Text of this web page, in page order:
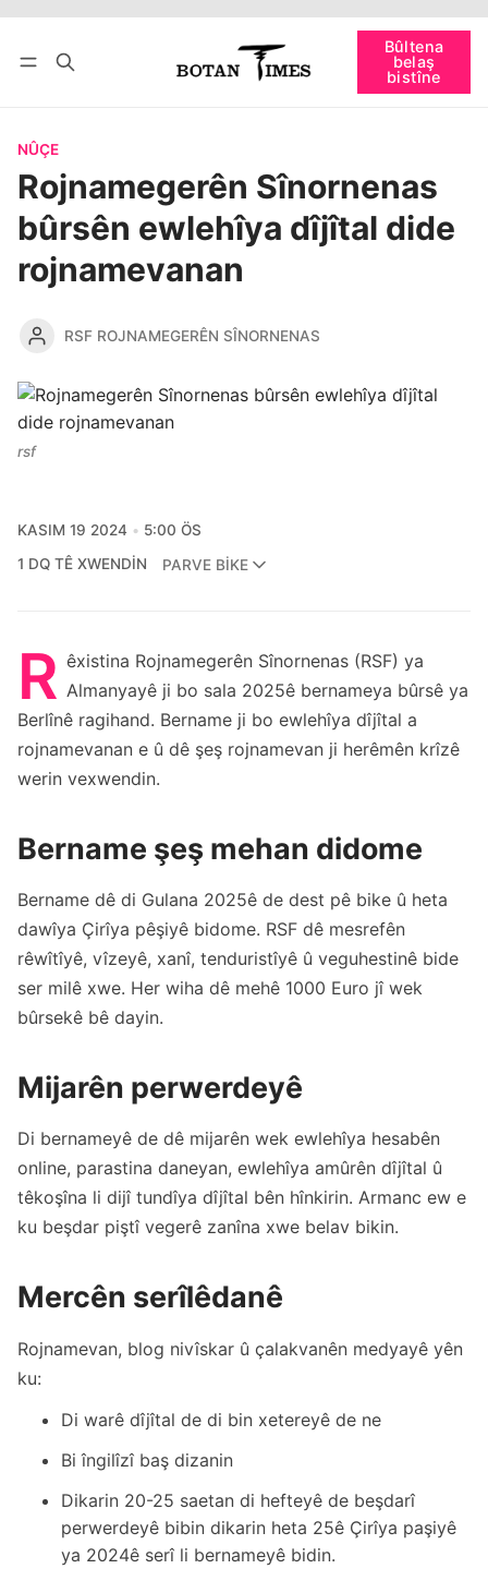
Bûltena
belaş
bistîne
bişopîne
NÛÇE
Rojnamegerên Sînornenas
bûrsên ewlehîya dîjîtal dide
rojnamevanan
RSF ROJNAMEGERÊN SÎNORNENAS
rsf
KASIM 19 2024
5:00 ÖS
1 DQ TÊ XWENDIN
PARVE BIKE
R êxistina Rojnamegerên Sînornenas (RSF) ya
Almanyayê ji bo sala 2025ê bernameya bûrsê ya
Berlînê ragihand. Bername ji bo ewlehîya dîjîtal a
rojnamevanan e û dê şeş rojnamevan ji herêmên krîzê
werin vexwendin.
Bername şeş mehan didome
Bername dê di Gulana 2025ê de dest pê bike û heta
dawîya Çirîya pêşiyê bidome. RSF dê mesrefên
rêwîtîyê, vîzeyê, xanî, tenduristîyê û veguhestinê bide
ser milê xwe. Her wiha dê mehê 1000 Euro jî wek
bûrsekê bê dayin.
Mijarên perwerdeyê
Di bernameyê de dê mijarên wek ewlehîya hesabên
online, parastina daneyan, ewlehîya amûrên dîjîtal û
têkoşîna li dijî tundîya dîjîtal bên hînkirin. Armanc ew e
ku beşdar piştî vegerê zanîna xwe belav bikin.
Mercên serîlêdanê
Rojnamevan, blog nivîskar û çalakvanên medyayê yên
ku:
Di warê dîjîtal de di bin xetereyê de ne
Bi îngilîzî baş dizanin
Dikarin 20-25 saetan di hefteyê de beşdarî
perwerdeyê bibin dikarin heta 25ê Çirîya paşiyê
ya 2024ê serî li bernameyê bidin.